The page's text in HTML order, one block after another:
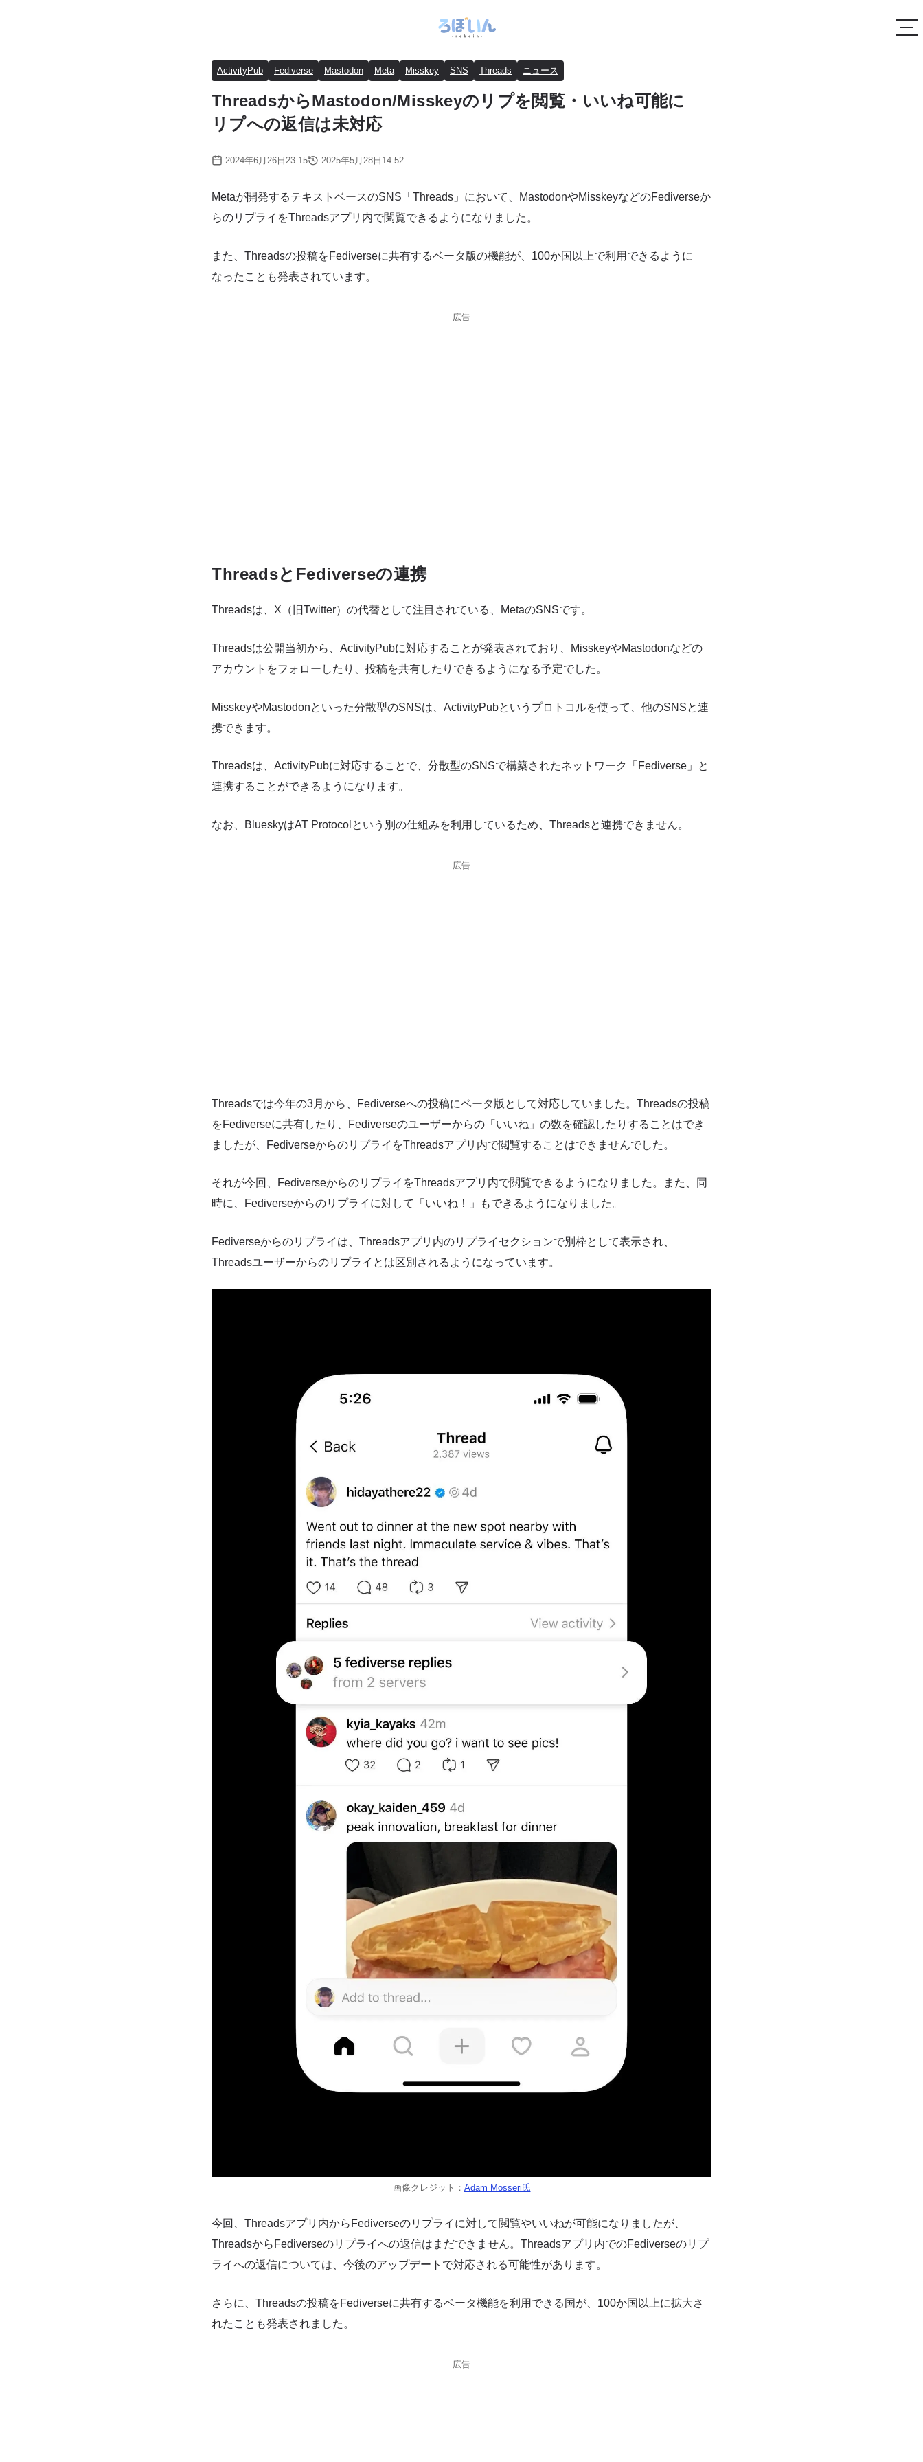
ActivityPub Fediverse Mastodon Meta Misskey SNS Threads ニュース
ThreadsからMastodon/Misskeyのリプを閲覧・いいね可能に
リプへの返信は未対応
2024年6月26日23:15 2025年5月28日14:52
Metaが開発するテキストベースのSNS「Threads」において、MastodonやMisskeyなどのFediverseか
らのリプライをThreadsアプリ内で閲覧できるようになりました。
また、Threadsの投稿をFediverseに共有するベータ版の機能が、100か国以上で利用できるように
なったことも発表されています。
広告
ThreadsとFediverseの連携
Threadsは、X（旧Twitter）の代替として注目されている、MetaのSNSです。
Threadsは公開当初から、ActivityPubに対応することが発表されており、MisskeyやMastodonなどの
アカウントをフォローしたり、投稿を共有したりできるようになる予定でした。
MisskeyやMastodonといった分散型のSNSは、ActivityPubというプロトコルを使って、他のSNSと連
携できます。
Threadsは、ActivityPubに対応することで、分散型のSNSで構築されたネットワーク「Fediverse」と
連携することができるようになります。
なお、BlueskyはAT Protocolという別の仕組みを利用しているため、Threadsと連携できません。
広告
Threadsでは今年の3月から、Fediverseへの投稿にベータ版として対応していました。Threadsの投稿
をFediverseに共有したり、Fediverseのユーザーからの「いいね」の数を確認したりすることはでき
ましたが、FediverseからのリプライをThreadsアプリ内で閲覧することはできませんでした。
それが今回、FediverseからのリプライをThreadsアプリ内で閲覧できるようになりました。また、同
時に、Fediverseからのリプライに対して「いいね！」もできるようになりました。
Fediverseからのリプライは、Threadsアプリ内のリプライセクションで別枠として表示され、
Threadsユーザーからのリプライとは区別されるようになっています。
画像クレジット： Adam Mosseri氏
今回、Threadsアプリ内からFediverseのリプライに対して閲覧やいいねが可能になりましたが、
ThreadsからFediverseのリプライへの返信はまだできません。Threadsアプリ内でのFediverseのリプ
ライへの返信については、今後のアップデートで対応される可能性があります。
さらに、Threadsの投稿をFediverseに共有するベータ機能を利用できる国が、100か国以上に拡大さ
れたことも発表されました。
広告